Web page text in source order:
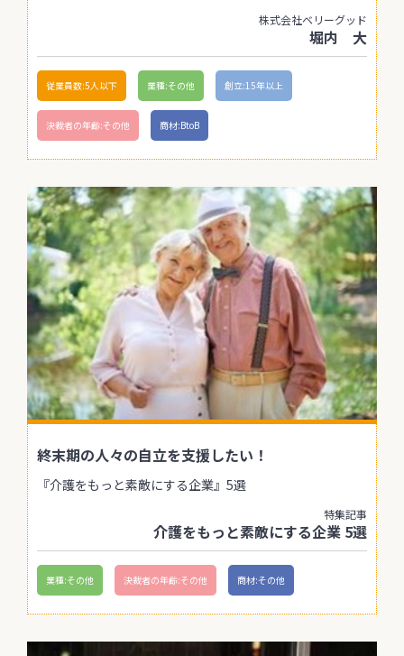
株式会社ベリーグッド
堀内 大
従業員数:5人以下 業種:その他 創立:15年以上
決裁者の年齢:その他 商材:BtoB
終末期の人々の自立を支援したい！
『介護をもっと素敵にする企業』5選
特集記事
介護をもっと素敵にする企業 5選
業種:その他 決裁者の年齢:その他 商材:その他